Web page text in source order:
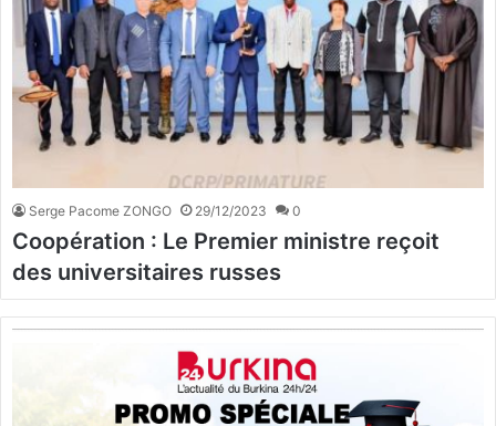
Serge Pacome ZONGO 29/12/2023 0
Coopération : Le Premier ministre reçoit
des universitaires russes